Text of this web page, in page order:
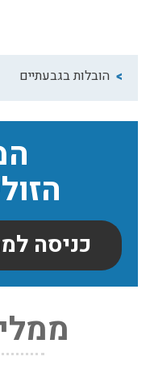
הובלות בגבעתיים
כניסה
שירותי אריזה: